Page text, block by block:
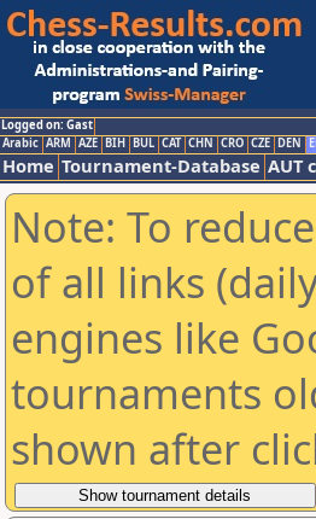
Logged on: Gast
Arabic ARM AZE BIH BUL CAT CHN CRO CZE DEN
Home Tournament-Database AUT
Note: To
of all links
engines like
tournaments
shown after